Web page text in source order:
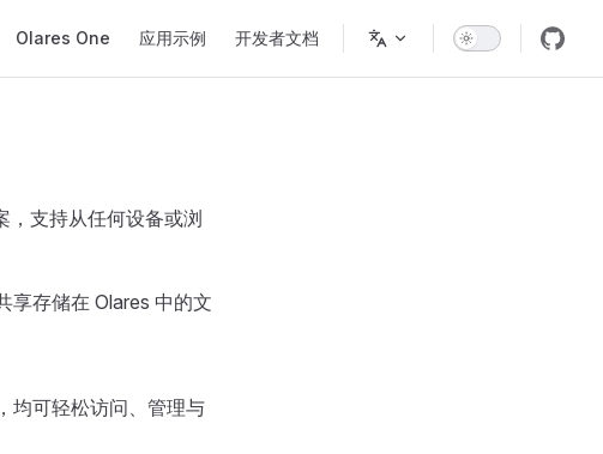
Olares One 应用示例 开发者文档
支持从任何设备或浏
享存储在 Olares 中的文
均可轻松访问、管理与